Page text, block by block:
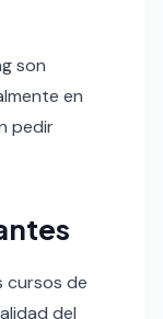
son
en
pedir
cursos de
del